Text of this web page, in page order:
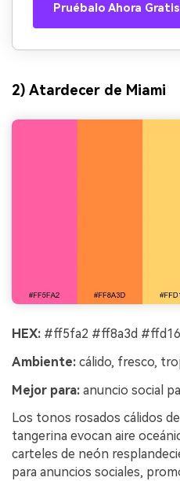
Pruébalo Ahora Gratis
2) Atardecer de Miami
HEX: #ff5fa2 #ff8a3d
Ambiente: cálido, fresco,
Mejor para: anuncio social
Los tonos rosados cálidos
tangerina evocan aire
carteles de neón
para anuncios sociales,